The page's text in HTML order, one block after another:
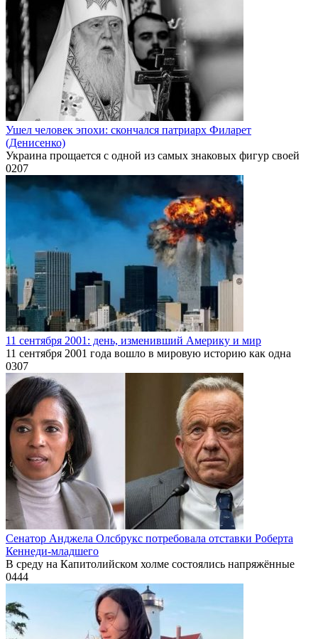
Ушел человек эпохи: скончался патриарх Филарет
(Денисенко)
Украина прощается с одной из самых знаковых фигур своей
0207
11 сентября 2001: день, изменивший Америку и мир
11 сентября 2001 года вошло в мировую историю как одна
0307
Сенатор Анджела Олсбрукс потребовала отставки Роберта
Кеннеди-младшего
В среду на Капитолийском холме состоялись напряжённые
0444